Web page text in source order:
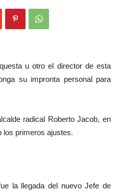
u otro el director de esta
su impronta personal para
radical Roberto Jacob, en
los primeros ajustes.
la llegada del nuevo Jefe de